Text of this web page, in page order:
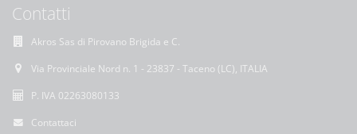
Contatti
Akros Sas di Pirovano Brigida e C.
Via Provinciale Nord n. 1 - 23837 - Taceno (LC), ITALIA
P. IVA 02263080133
Contattaci